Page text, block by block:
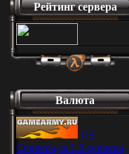
Рейтинг сервера
Валюта
CS
Сервера cs 1.6 сервера